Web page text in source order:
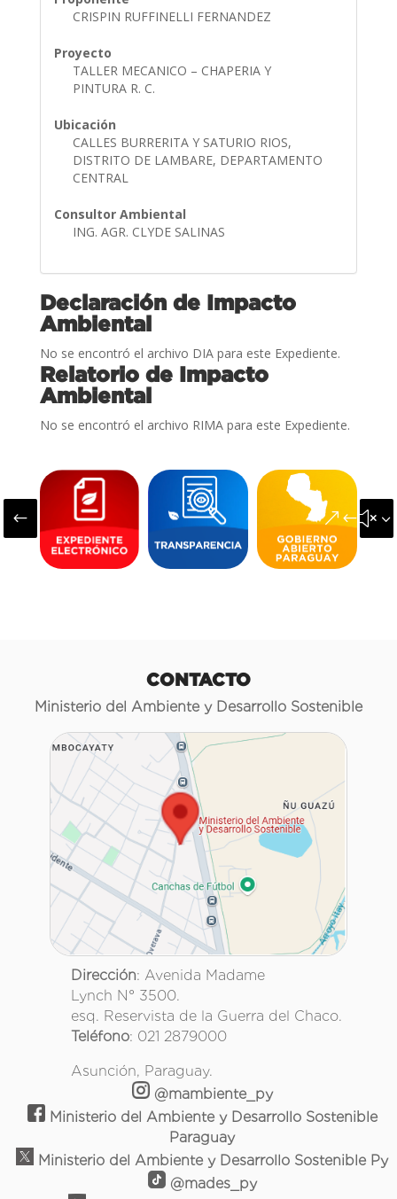
CRISPIN RUFFINELLI FERNANDEZ
Proyecto
TALLER MECANICO – CHAPERIA Y
PINTURA R. C.
Ubicación
CALLES BURRERITA Y SATURIO RIOS,
DISTRITO DE LAMBARE, DEPARTAMENTO
CENTRAL
Consultor Ambiental
ING. AGR. CLYDE SALINAS
Declaración de Impacto
Ambiental
No se encontró el archivo DIA para este Expediente.
Relatorio de Impacto
Ambiental
No se encontró el archivo RIMA para este Expediente.
#
CONTACTO
Ministerio del Ambiente y Desarrollo Sostenible
Dirección: Avenida Madame
Lynch N° 3500.
esq. Reservista de la Guerra del Chaco.
Teléfono: 021 2879000
Asunción, Paraguay.
@mambiente_py
Ministerio del Ambiente y Desarrollo Sostenible
Paraguay
Ministerio del Ambiente y Desarrollo Sostenible Py
@mades_py